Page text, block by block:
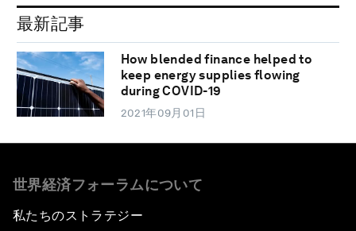
最新記事
How blended finance helped to
keep energy supplies flowing
during COVID-19
2021年09月01日
世界経済フォーラムについて
私たちのストラテジー